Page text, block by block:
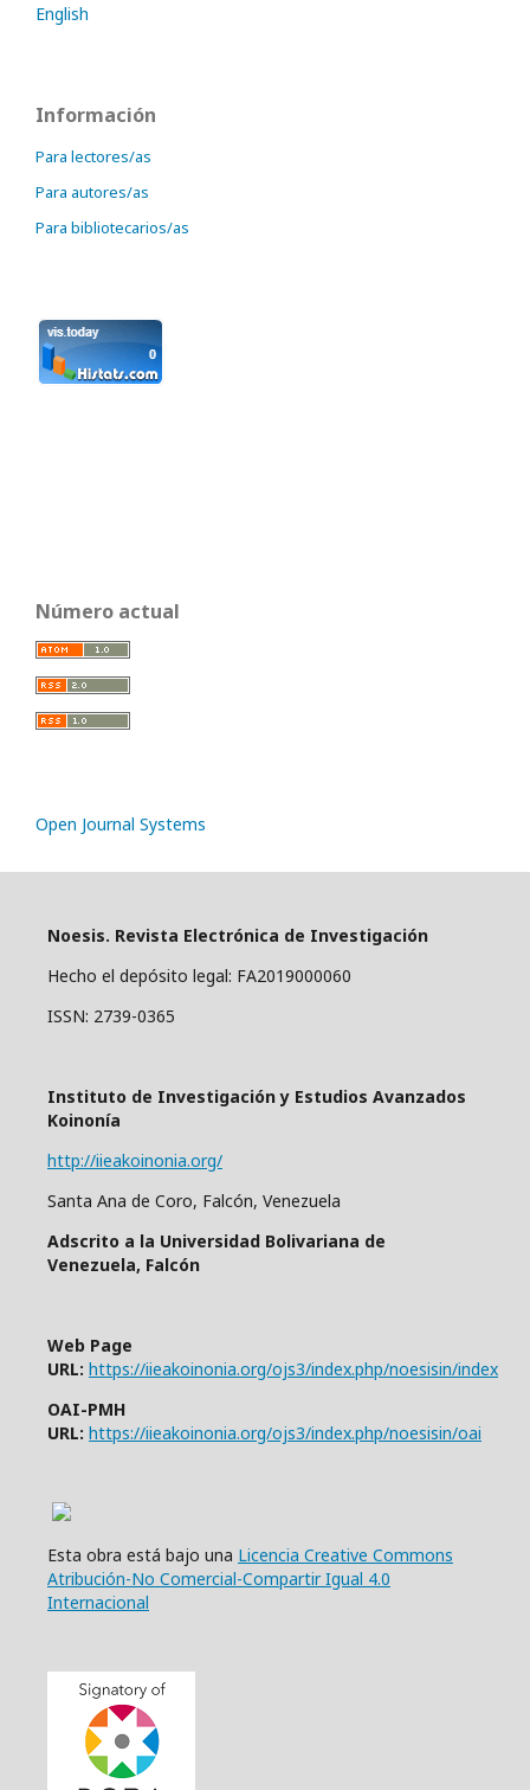
English
Información
Para lectores/as
Para autores/as
Para bibliotecarios/as
Número actual
Open Journal Systems
Noesis. Revista Electrónica de Investigación
Hecho el depósito legal: FA2019000060
ISSN: 2739-0365
Instituto de Investigación y Estudios Avanzados
Koinonía
http://iieakoinonia.org/
Santa Ana de Coro, Falcón, Venezuela
Adscrito a la Universidad Bolivariana de
Venezuela, Falcón
Web Page
URL: https://iieakoinonia.org/ojs3/index.php/noesisin/index
OAI-PMH
URL: https://iieakoinonia.org/ojs3/index.php/noesisin/oai
Esta obra está bajo una Licencia Creative Commons
Atribución-No Comercial-Compartir Igual 4.0
Internacional